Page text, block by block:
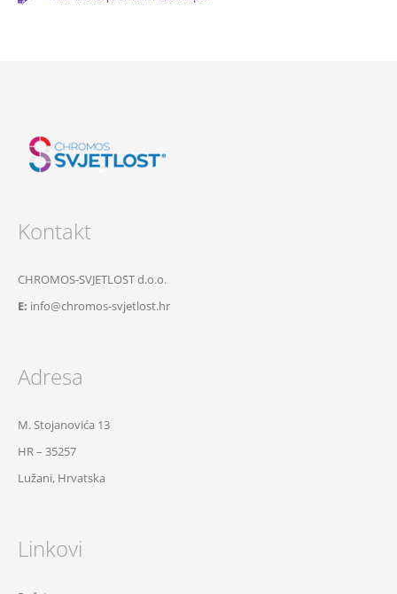
Kontakt
CHROMOS-SVJETLOST d.o.o.
E: info@chromos-svjetlost.hr
Adresa
M. Stojanovića 13
HR – 35257
Lužani, Hrvatska
Linkovi